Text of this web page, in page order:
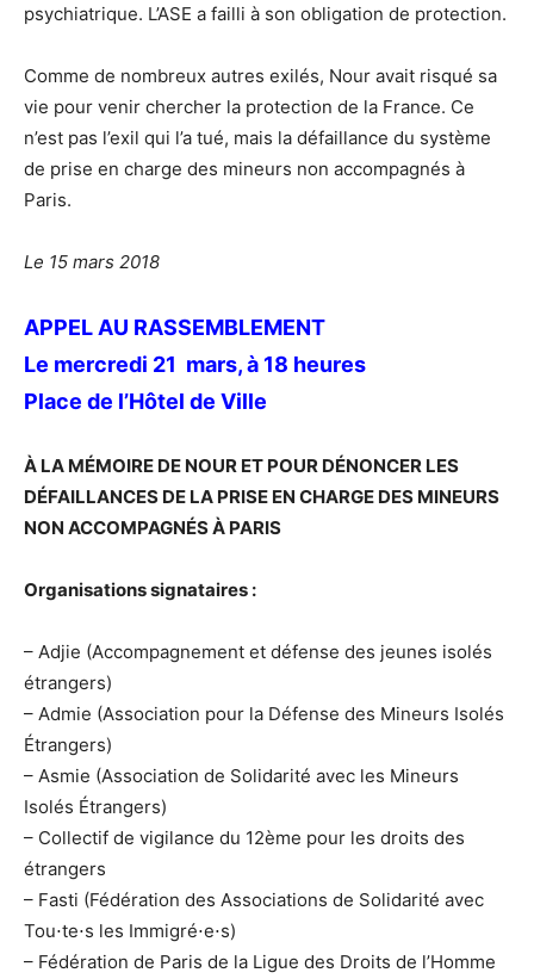
psychiatrique. L’ASE a failli à son obligation de protection.
Comme de nombreux autres exilés, Nour avait risqué sa
vie pour venir chercher la protection de la France. Ce
n’est pas l’exil qui l’a tué, mais la défaillance du système
de prise en charge des mineurs non accompagnés à
Paris.
Le 15 mars 2018
APPEL AU RASSEMBLEMENT
Le mercredi 21 mars, à 18 heures
Place de l’Hôtel de Ville
À LA MÉMOIRE DE NOUR ET POUR DÉNONCER LES
DÉFAILLANCES DE LA PRISE EN CHARGE DES MINEURS
NON ACCOMPAGNÉS À PARIS
Organisations signataires :
– Adjie (Accompagnement et défense des jeunes isolés
étrangers)
– Admie (Association pour la Défense des Mineurs Isolés
Étrangers)
– Asmie (Association de Solidarité avec les Mineurs
Isolés Étrangers)
– Collectif de vigilance du 12ème pour les droits des
étrangers
– Fasti (Fédération des Associations de Solidarité avec
Tou⋅te⋅s les Immigré⋅e⋅s)
– Fédération de Paris de la Ligue des Droits de l’Homme